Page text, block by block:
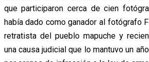
que participaron cerca de cien
había dado como ganador al fotógrafo
retratista del pueblo mapuche y
una causa judicial que lo mantuvo un